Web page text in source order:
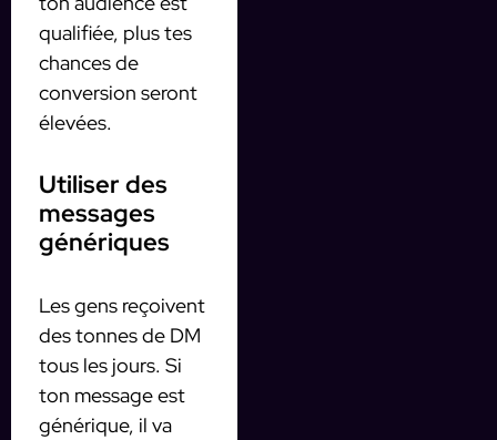
qualifiée, plus tes
chances de
conversion seront
élevées.
Utiliser des
messages
génériques
Les gens reçoivent
des tonnes de DM
tous les jours. Si
ton message est
générique, il va